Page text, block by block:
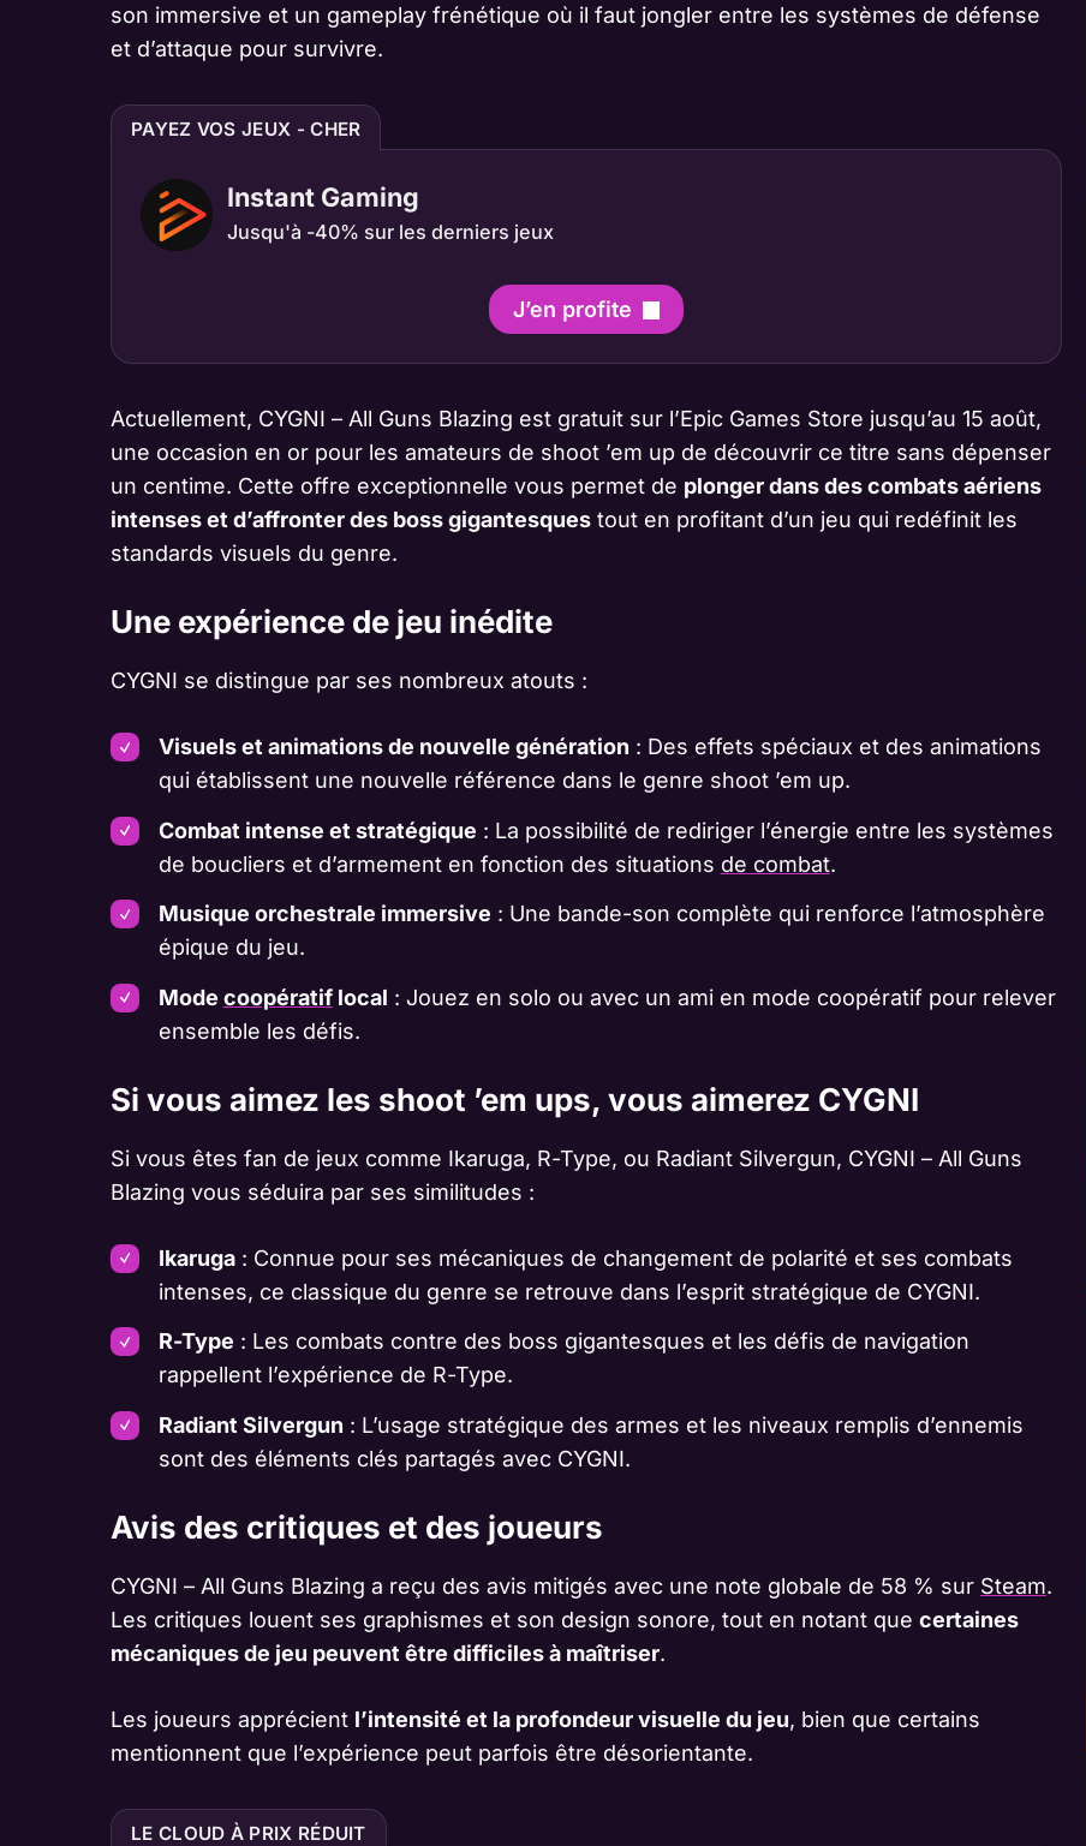
son immersive et un gameplay frénétique où il faut jongler entre les systèmes de défense
et d’attaque pour survivre.
PAYEZ VOS JEUX - CHER
Instant Gaming
Jusqu'à -40% sur les derniers jeux
J’en profite
Actuellement, CYGNI – All Guns Blazing est gratuit sur l’Epic Games Store jusqu’au 15 août,
une occasion en or pour les amateurs de shoot ’em up de découvrir ce titre sans dépenser
un centime. Cette offre exceptionnelle vous permet de plonger dans des combats aériens
intenses et d’affronter des boss gigantesques tout en profitant d’un jeu qui redéfinit les
standards visuels du genre.
Une expérience de jeu inédite
CYGNI se distingue par ses nombreux atouts :
Visuels et animations de nouvelle génération : Des effets spéciaux et des animations
qui établissent une nouvelle référence dans le genre shoot ’em up.
Combat intense et stratégique : La possibilité de rediriger l’énergie entre les systèmes
de boucliers et d’armement en fonction des situations de combat.
Musique orchestrale immersive : Une bande-son complète qui renforce l’atmosphère
épique du jeu.
Mode coopératiflocal : Jouez en solo ou avec un ami en mode coopératif pour relever
ensemble les défis.
Si vous aimez les shoot ’em ups, vous aimerez CYGNI
Si vous êtes fan de jeux comme Ikaruga, R-Type, ou Radiant Silvergun, CYGNI – All Guns
Blazing vous séduira par ses similitudes :
Ikaruga: Connue pour ses mécaniques de changement de polarité et ses combats
intenses, ce classique du genre se retrouve dans l’esprit stratégique de CYGNI.
R-Type : Les combats contre des boss gigantesques et les défis de navigation
rappellent l’expérience de R-Type.
Radiant Silvergun : L’usage stratégique des armes et les niveaux remplis d’ennemis
sont des éléments clés partagés avec CYGNI.
Avis des critiques et des joueurs
CYGNI – All Guns Blazing a reçu des avis mitigés avec une note globale de 58 % sur Steam.
Les critiques louent ses graphismes et son design sonore, tout en notant que certaines
mécaniques de jeu peuvent être difficiles à maîtriser.
Les joueurs apprécient l’intensité et la profondeur visuelle du jeu, bien que certains
mentionnent que l’expérience peut parfois être désorientante.
LE CLOUD À PRIX RÉDUIT